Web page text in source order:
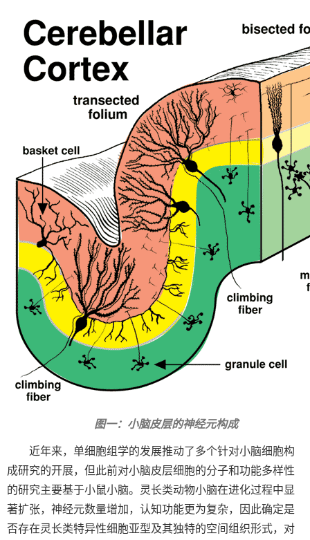
图一：小脑皮层的神经元构成
近年来，单细胞组学的发展推动了多个针对小脑细胞构
成研究的开展，但此前对小脑皮层细胞的分子和功能多样性
的研究主要基于小鼠小脑。灵长类动物小脑在进化过程中显
著扩张，神经元数量增加，认知功能更为复杂，因此确定是
否存在灵长类特异性细胞亚型及其独特的空间组织形式，对